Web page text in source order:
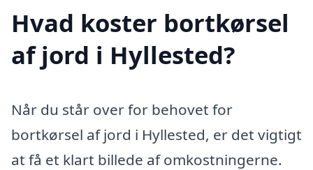
Hvad koster bortkørsel
af jord i Hyllested?
Når du står over for behovet for
bortkørsel af jord i Hyllested, er det vigtigt
at få et klart billede af omkostningerne.